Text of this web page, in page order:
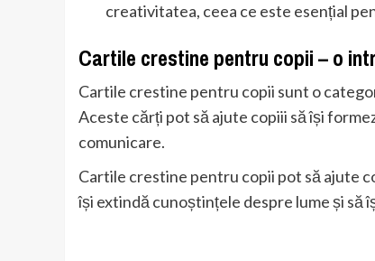
creativitatea, ceea ce este esențial
Cartile crestine pentru copii – o
Cartile crestine pentru copii sunt o
Aceste cărți pot să ajute copiii să își
comunicare.
Cartile crestine pentru copii pot să ajute
își extindă cunoștințele despre lume și să